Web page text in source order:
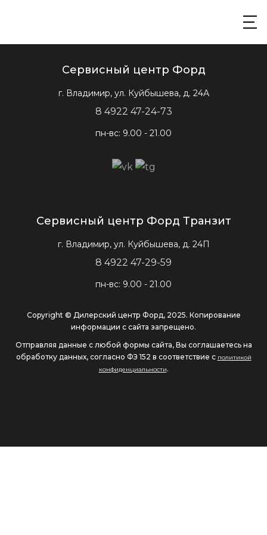
Сервисный центр Форд
г. Владимир, ул. Куйбышева, д. 24А
8 4922 47-24-73
пн-вс: 9.00 - 21.00
Сервисный центр Форд Транзит
г. Владимир, ул. Куйбышева, д. 24П
8 4922 47-29-59
пн-вс: 9.00 - 21.00
Copyright © Дилерский центр Форд, 2025. Копирование
информации с сайта запрещено.
Отправляя данные с любой формы сайта, Вы соглашаетесь на
обработку данных, согласно ФЗ 152 в соответствие с политикой
конфиденциальности.